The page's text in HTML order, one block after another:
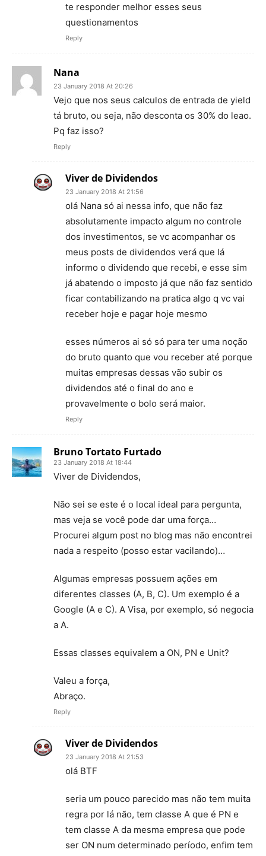
te responder melhor esses seus
questionamentos
Reply
Nana
23 January 2018 At 20:26
Vejo que nos seus calculos de entrada de yield
tá bruto, ou seja, não desconta os 30% do leao.
Pq faz isso?
Reply
Viver de Dividendos
23 January 2018 At 21:56
olá Nana só ai nessa info, que não faz
absolutamente impacto algum no controle
dos investimentos, se vc acompanhar os
meus posts de dividendos verá que lá
informo o dividendo que recebi, e esse sim
já abatendo o imposto já que não faz sentido
ficar contabilizando na pratica algo q vc vai
receber hoje e pagar hoje mesmo
esses números ai só só para ter uma noção
do bruto quanto que vou receber até porque
muitas empresas dessas vão subir os
dividendos até o final do ano e
provavelmente o bolo será maior.
Reply
Bruno Tortato Furtado
23 January 2018 At 18:44
Viver de Dividendos,
Não sei se este é o local ideal para pergunta,
mas veja se você pode dar uma força…
Procurei algum post no blog mas não encontrei
nada a respeito (posso estar vacilando)…
Algumas empresas possuem ações em
diferentes classes (A, B, C). Um exemplo é a
Google (A e C). A Visa, por exemplo, só negocia
a A.
Essas classes equivalem a ON, PN e Unit?
Valeu a força,
Abraço.
Reply
Viver de Dividendos
23 January 2018 At 21:53
olá BTF
seria um pouco parecido mas não tem muita
regra por lá não, tem classe A que é PN e
tem classe A da mesma empresa que pode
ser ON num determinado período, enfim tem